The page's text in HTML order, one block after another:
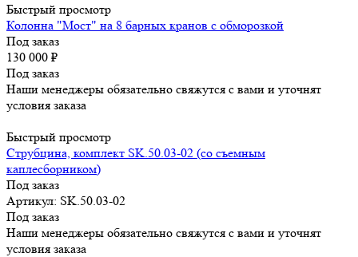
Быстрый просмотр
Колонна "Мост" на 8 барных кранов с обморозкой
Под заказ
130 000 ₽
Под заказ
Наши менеджеры обязательно свяжутся с вами и уточнят
условия заказа
Быстрый просмотр
Струбцина, комплект SK.50.03-02 (со съемным
каплесборником)
Под заказ
Артикул: SK.50.03-02
Под заказ
Наши менеджеры обязательно свяжутся с вами и уточнят
условия заказа